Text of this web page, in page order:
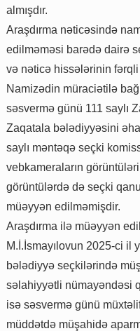
almışdır.
Araşdırma nəticəsində
edilməməsi barədə dairə
və nəticə hissələrinin fərqli
Namizədin müraciətilə
səsvermə günü 111 saylı
Zaqatala bələdiyyəsini
saylı məntəqə seçki
vebkameraların
görüntülərdə də seçki
müəyyən edilməmişdir.
Araşdırma ilə müəyyən
M.İ.İsmayılovun 2025-ci il
bələdiyyə seçkilərində
səlahiyyətli nümayəndəsi
isə səsvermə günü
müddətdə müşahidə